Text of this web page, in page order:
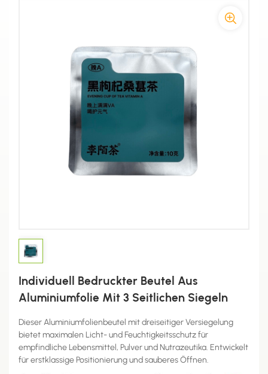
Individuell Bedruckter Beutel Aus
Aluminiumfolie Mit 3 Seitlichen Siegeln
Dieser Aluminiumfolienbeutel mit dreiseitiger Versiegelung
bietet maximalen Licht- und Feuchtigkeitsschutz für
empfindliche Lebensmittel, Pulver und Nutrazeutika. Entwickelt
für erstklassige Positionierung und sauberes Öffnen.